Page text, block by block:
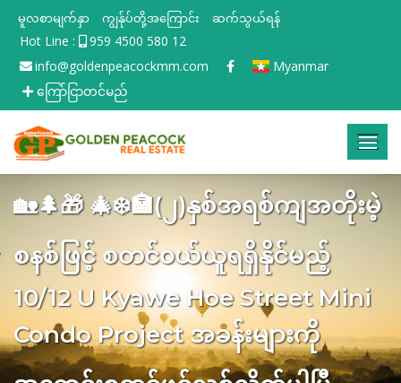
မူလစာမျက်နှာ ကျွန်ုပ်တို့အကြောင်း ဆက်သွယ်ရန်
Hot Line :
959 4500 580 12
info@goldenpeacockmm.com
Myanmar
ကြော်ငြာတင်မည်
🏡🌲🎁 🎄❄️🏣(၂)နှစ်အရစ်ကျအတိုးမဲ့
စနစ်ဖြင့် စတင်၀ယ်ယူရရှိနိုင်မည့်
10/12 U Kyawe Hoe Street Mini
Condo Project အခန်းများကို